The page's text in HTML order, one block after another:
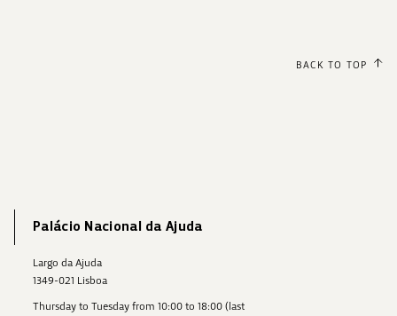
BACK TO TOP
Palácio Nacional da Ajuda
Largo da Ajuda
1349-021 Lisboa
Thursday to Tuesday from 10:00 to 18:00 (last